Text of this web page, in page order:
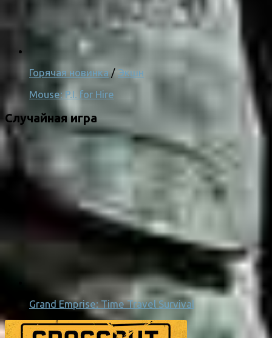
Горячая новинка / Экшн
Mouse: P.I. for Hire
Случайная игра
Grand Emprise: Time Travel Survival